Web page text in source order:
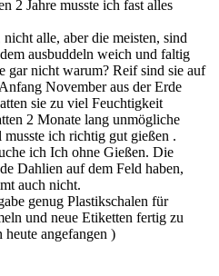
2 Jahre musste ich fast alles
alle, aber die meisten, sind
ausbuddeln weich und faltig
gar nicht warum? Reif sind sie auf
November aus der Erde
sie zu viel Feuchtigkeit
2 Monate lang unmögliche
ich richtig gut gießen .
ich Ich ohne Gießen. Die
Dahlien auf dem Feld haben,
auch nicht.
genug Plastikschalen für
und neue Etiketten fertig zu
heute angefangen )